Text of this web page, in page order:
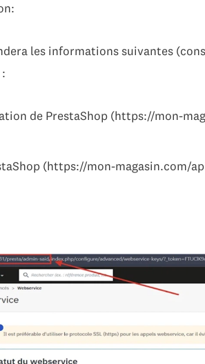
les informations suivantes
de PrestaShop (https://mon-
(https://mon-magasin.com/